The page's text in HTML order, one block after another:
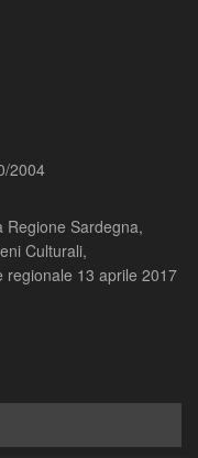
2004
Regione Sardegna,
Culturali,
regionale 13 aprile 2017